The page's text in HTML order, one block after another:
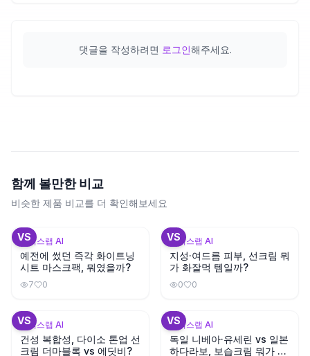
댓글을 작성하려면 로그인해주세요.
함께 볼만한 비교
비슷한 제품 비교를 더 확인해보세요
VS
뷰틱스랩 AI
예전에 썼던 즉각 화이트닝
시트 마스크팩, 뭐였을까?
7 0
VS
뷰틱스랩 AI
지성·여드름 피부, 선크림 뭐
가 화잘먹 템일까?
0 0
VS
뷰틱스랩 AI
건성 복합성, 다이소 톤업 선
크림 더마블록 vs 에딧비?
VS
뷰틱스랩 AI
독일 니베아·유세린 vs 일본
하다라보, 보습크림 뭐가 좋